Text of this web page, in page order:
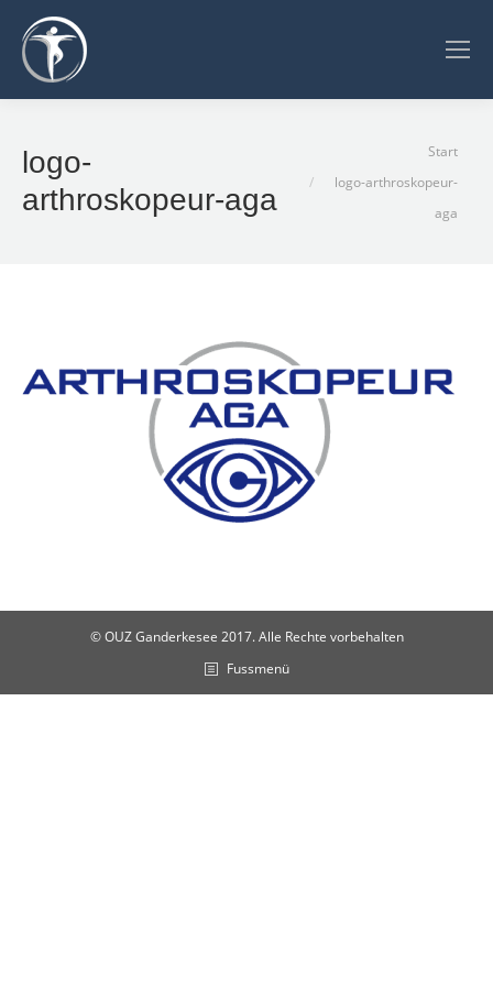
logo-
arthroskopeur-aga
Sie befinden sich hier:
Start
logo-arthroskopeur-
aga
© OUZ Ganderkesee 2017. Alle Rechte vorbehalten
Fussmenü